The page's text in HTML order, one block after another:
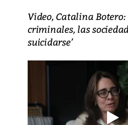
Video, Catalina Botero:
criminales, las
suicidarse’